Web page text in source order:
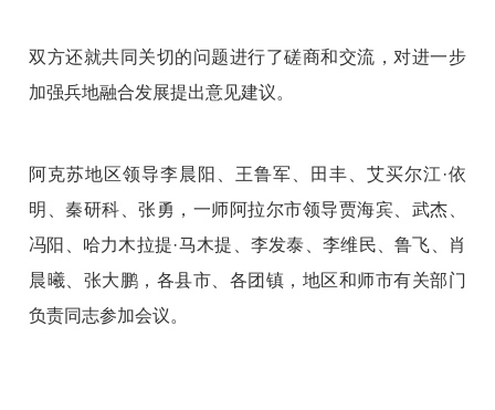
双方还就共同关切的问题进行了磋商和交流，对进一步
加强兵地融合发展提出意见建议。
阿克苏地区领导李晨阳、王鲁军、田丰、艾买尔江·依
明、秦研科、张勇，一师阿拉尔市领导贾海宾、武杰、
冯阳、哈力木拉提·马木提、李发泰、李维民、鲁飞、肖
晨曦、张大鹏，各县市、各团镇，地区和师市有关部门
负责同志参加会议。